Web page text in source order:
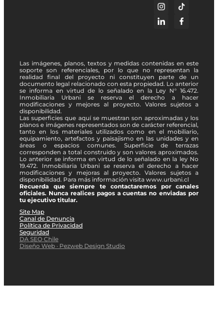
Las imágenes, planos, textos y medidas contenidas en este
soporte son referenciales, por lo que no representan la
realidad final del proyecto ni constituyen parte de un
documento legal relacionado con esta propiedad. Lo anterior
se informa en virtud de lo señalado en la Ley N° 16.472.
Inmobiliaria Urbani se reserva el derecho a hacer
modificaciones y mejores al proyecto. Valores sujetos a
disponibilidad.
Las superficies que aquí se muestran son aproximadas y los
planos e imágenes representados son de carácter referencial,
tanto en los materiales utilizados como en el mobiliario,
equipamiento, artefactos y paisajismo en las unidades y en
áreas o espacios comunes. Superficie de terrazas
corresponden a total construido y son valores aproximados.
Lo anterior se informa en virtud de lo señalado en la ley No
19.472. Inmobiliaria Urbani se reserva el derecho a hacer
modificaciones y mejoras al proyecto. Valores sujetos a
disponibilidad. Para más información visita www.urbani.cl
Recuerda que siempre te contactaremos por canales
oficiales. Nunca realices pagos a cuentas no enviadas por
tu ejecutivo titular.
Site Map
Canal de Denuncia
Política de Privacidad
Seguridad
DA SEO Chile
Diseño Web · Pezweb Design Studio